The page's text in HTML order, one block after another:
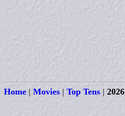
Home |Movies|Top Tens|2026